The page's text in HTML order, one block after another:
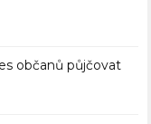
občanů půjčovat